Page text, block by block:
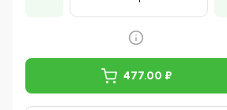
477.00 ₽